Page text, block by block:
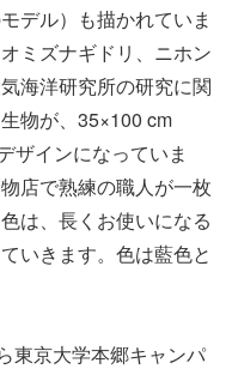
デル）も描かれていま
ミズナギドリ、ニホン
海洋研究所の研究に関
物が、35×100 cm
ザインになっていま
店で熟練の職人が一枚
は、長くお使いになる
いきます。色は藍色と
東京大学本郷キャンパ